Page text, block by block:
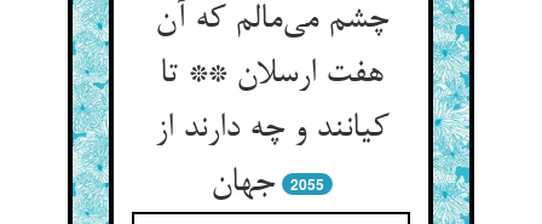
چشم می‌مالم که آن
هفت ارسلان ** تا
کیانند و چه دارند از
جهان
2055